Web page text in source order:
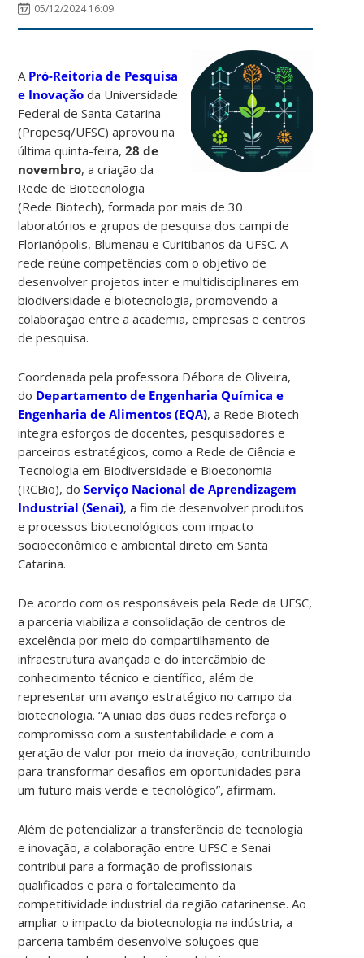
05/12/2024 16:09
A Pró-Reitoria de Pesquisa
e Inovação da Universidade
Federal de Santa Catarina
(Propesq/UFSC) aprovou na
última quinta-feira,28 de
novembro, a criação da
Rede de Biotecnologia
(Rede Biotech), formada por mais de 30
laboratórios e grupos de pesquisa dos campi de
Florianópolis, Blumenau e Curitibanos da UFSC. A
rede reúne competências com o objetivo de
desenvolver projetos inter e multidisciplinares em
biodiversidade e biotecnologia, promovendo a
colaboração entre a academia, empresas e centros
de pesquisa.
Coordenada pela professora Débora de Oliveira,
do Departamento de Engenharia Química e
Engenharia de Alimentos (EQA), a Rede Biotech
integra esforços de docentes, pesquisadores e
parceiros estratégicos, como a Rede de Ciência e
Tecnologia em Biodiversidade e Bioeconomia
(RCBio), doServiço Nacional de Aprendizagem
Industrial (Senai), a fim de desenvolver produtos
e processos biotecnológicos com impacto
socioeconômico e ambiental direto em Santa
Catarina.
De acordo com os responsáveis pela Rede da UFSC,
a parceria viabiliza a consolidação de centros de
excelência por meio do compartilhamento de
infraestrutura avançada e do intercâmbio de
conhecimento técnico e científico, além de
representar um avanço estratégico no campo da
biotecnologia. “A união das duas redes reforça o
compromisso com a sustentabilidade e com a
geração de valor por meio da inovação, contribuindo
para transformar desafios em oportunidades para
um futuro mais verde e tecnológico”, afirmam.
Além de potencializar a transferência de tecnologia
e inovação, a colaboração entre UFSC e Senai
contribui para a formação de profissionais
qualificados e para o fortalecimento da
competitividade industrial da região catarinense. Ao
ampliar o impacto da biotecnologia na indústria, a
parceria também desenvolve soluções que